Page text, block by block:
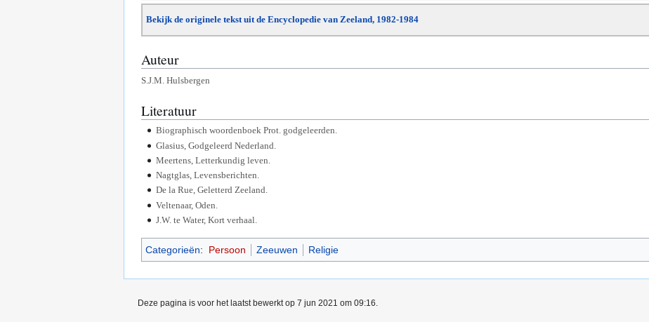
Bekijk de originele tekst uit de Encyclopedie van Zeeland, 1982-1984
Auteur
S.J.M. Hulsbergen
Literatuur
Biographisch woordenboek Prot. godgeleerden.
Glasius, Godgeleerd Nederland.
Meertens, Letterkundig leven.
Nagtglas, Levensberichten.
De la Rue, Geletterd Zeeland.
Veltenaar, Oden.
J.W. te Water, Kort verhaal.
Categorieën: Persoon Zeeuwen Religie
Deze pagina is voor het laatst bewerkt op 7 jun 2021 om 09:16.